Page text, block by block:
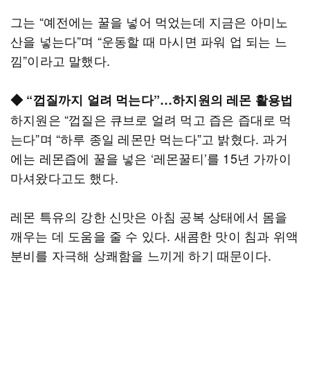
그는 “예전에는 꿀을 넣어 먹었는데 지금은 아미노
산을 넣는다”며 “운동할 때 마시면 파워 업 되는 느
낌”이라고 말했다.
◆ “껍질까지 얼려 먹는다”…하지원의 레몬 활용법
하지원은 “껍질은 큐브로 얼려 먹고 즙은 즙대로 먹
는다”며 “하루 종일 레몬만 먹는다”고 밝혔다. 과거
에는 레몬즙에 꿀을 넣은 ‘레몬꿀티’를 15년 가까이
마셔왔다고도 했다.
레몬 특유의 강한 신맛은 아침 공복 상태에서 몸을
깨우는 데 도움을 줄 수 있다. 새콤한 맛이 침과 위액
분비를 자극해 상쾌함을 느끼게 하기 때문이다.